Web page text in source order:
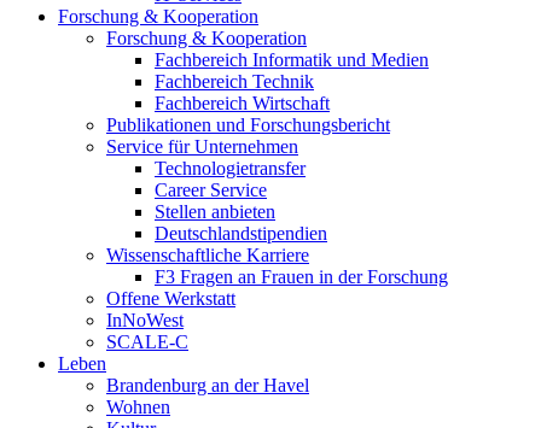
Forschung & Kooperation
Forschung & Kooperation
Fachbereich Informatik und Medien
Fachbereich Technik
Fachbereich Wirtschaft
Publikationen und Forschungsbericht
Service für Unternehmen
Technologietransfer
Career Service
Stellen anbieten
Deutschlandstipendien
Wissenschaftliche Karriere
F3 Fragen an Frauen in der Forschung
Offene Werkstatt
InNoWest
SCALE-C
Leben
Brandenburg an der Havel
Wohnen